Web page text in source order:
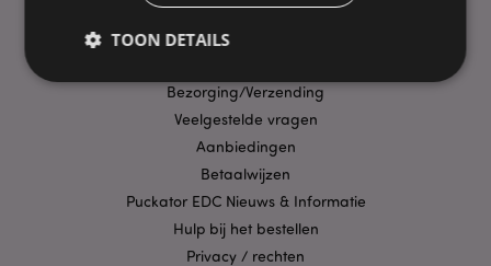
Bezorging/Verzending
Veelgestelde vragen
Aanbiedingen
Betaalwijzen
Puckator EDC Nieuws & Informatie
Hulp bij het bestellen
Privacy / rechten
TOON DETAILS
Strikt noodzakelijke Prestatie
Functionaliteits
Strikt noodzakelijke cookies maken
gebruikersaanmelding en accountbeheer. Zonder
strikt noodzakelijke cookies kan de website niet